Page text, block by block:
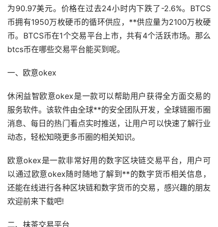
为90.97美元。价格在过去24小时内下跌了-2.6%。BTCS
币拥有1950万枚硬币的循环供应，**供应量为2100万枚硬
币。BTCS币在1个交易平台上市，共有4个活跃市场。那么
btcs币在哪些交易平台能买到呢。
一、 欧意okex
休闲益智欧意okex是一款可以帮助用户获得全方面交易的
服务软件。该软件由全球**的安全团队开发，全球链圈币圈
消息、每日的热门看点实时推送，让用户可以快速了解行业
动态，轻松知晓更多币圈的相关知识。
欧意okex是一款非常好用的数字区块链交易平台，用户可
以通过欧意okex随时随地了解到**的数字货币相关信息，
还能在线进行各种区块链和数字货币的交易，感兴趣的朋友
欢迎前来下载吧!
二、抹茶交易平台